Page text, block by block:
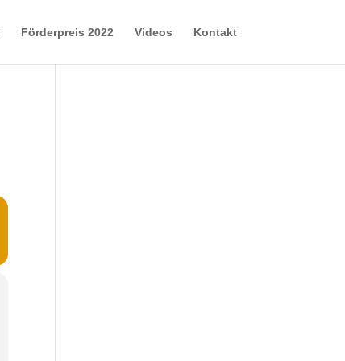
Förderpreis 2022 Videos Kontakt